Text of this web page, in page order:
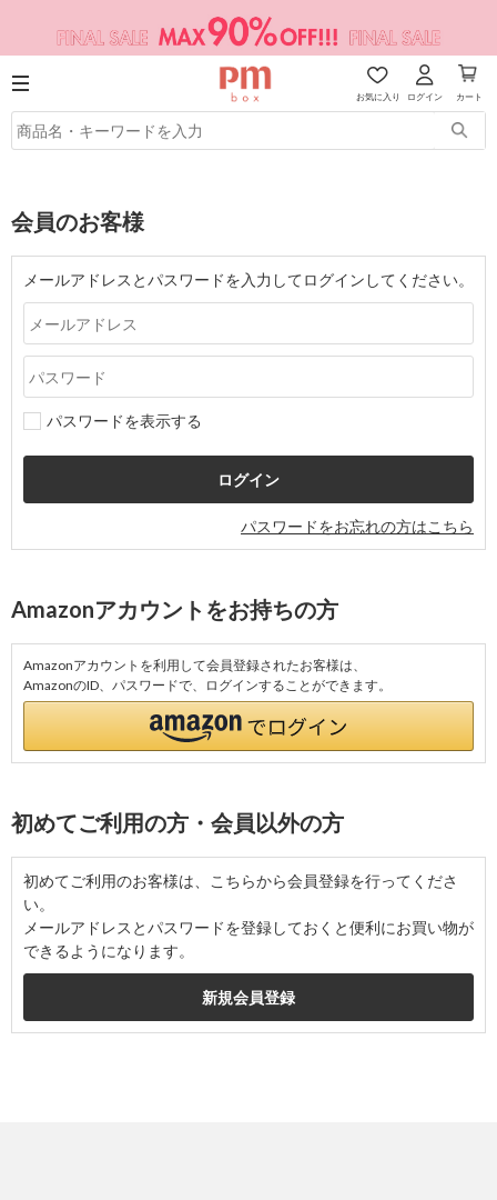
お気に入り ログイン カート
会員のお客様
メールアドレスとパスワードを入力してログインしてください。
パスワードを表示する
パスワードをお忘れの方はこちら
Amazonアカウントをお持ちの方
Amazonアカウントを利用して会員登録されたお客様は、
AmazonのID、パスワードで、ログインすることができます。
初めてご利用の方・会員以外の方
初めてご利用のお客様は、こちらから会員登録を行ってくださ
い。
メールアドレスとパスワードを登録しておくと便利にお買い物が
できるようになります。